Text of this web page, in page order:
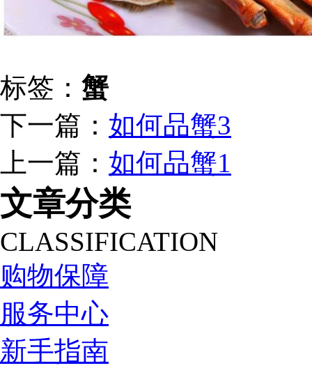
标签： 蟹
下一篇： 如何品蟹3
上一篇： 如何品蟹1
文章分类
CLASSIFICATION
购物保障
服务中心
新手指南